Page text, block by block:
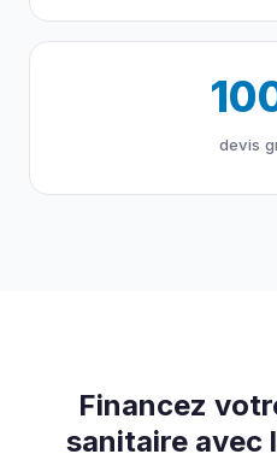
devis
Financez
sanitaire avec